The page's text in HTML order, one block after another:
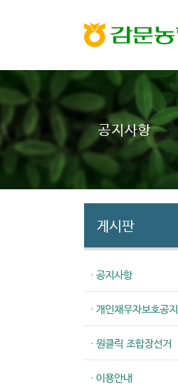
공지사항
게시판
· 공지사항
· 개인채무자보호공지
· 원클릭 조합장선거
· 이용안내